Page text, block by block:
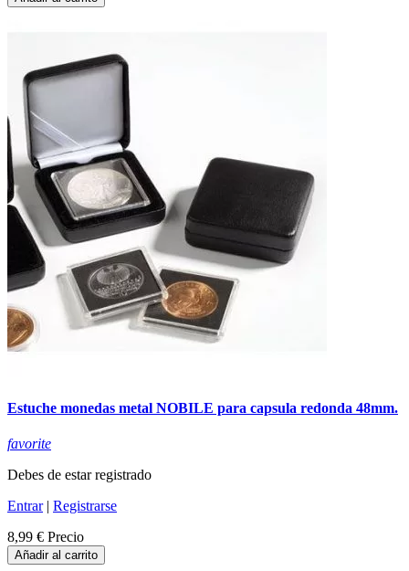
Estuche monedas metal NOBILE para capsula redonda 48mm.
favorite
Debes de estar registrado
Entrar| Registrarse
8,99 € Precio
Añadir al carrito